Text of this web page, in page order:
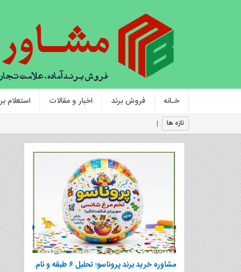
خـانه فروش برند اخبار و مقالات استعلام
تازه ها ۵ اصل اساسی د
مشاوره خرید برند پروناسو؛ تحلیل ۶ طبقه و نام